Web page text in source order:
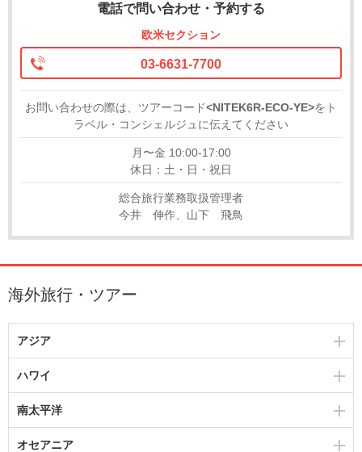
電話で問い合わせ・予約する
欧米セクション
03-6631-7700
お問い合わせの際は、ツアーコード<NITEK6R-ECO-YE>をト
ラベル・コンシェルジュに伝えてください
月〜金 10:00-17:00
休日：土・日・祝日
総合旅行業務取扱管理者
今井 伸作、山下 飛鳥
海外旅行・ツアー
アジア
ハワイ
南太平洋
オセアニア